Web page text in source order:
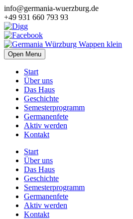
info@germania-wuerzburg.de
+49 931 660 793 93
Open Menu
Start
Über uns
Das Haus
Geschichte
Semesterprogramm
Germanenfete
Aktiv werden
Kontakt
Start
Über uns
Das Haus
Geschichte
Semesterprogramm
Germanenfete
Aktiv werden
Kontakt